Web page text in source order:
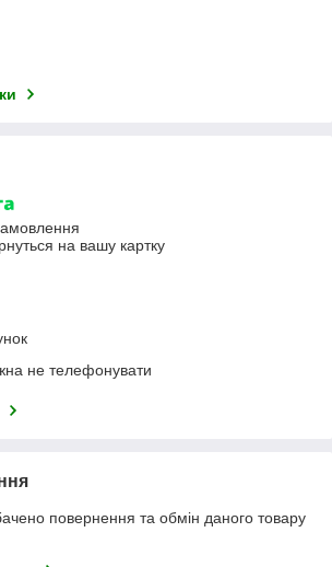
на вашу картку
не телефонувати
повернення та обмін даного товару